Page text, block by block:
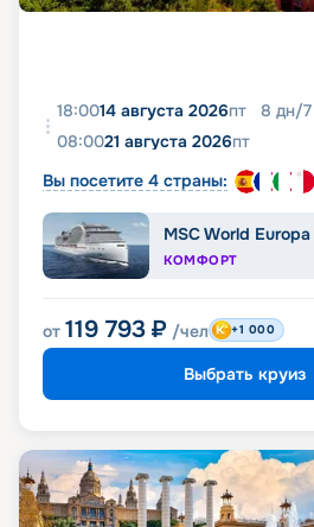
18:0014 августа 2026пт 8 дн/7
08:0021 августа 2026пт
Вы посетите 4 страны:
MSC World Europa
КОМФОРТ
от 119 793 ₽ /чел +1 000
Выбрать круиз